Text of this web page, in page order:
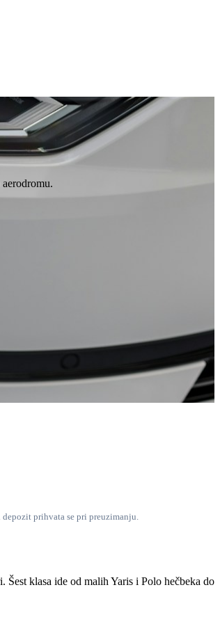
prihvata se pri preuzimanju.
klasa ide od malih Yaris i Polo hečbeka do